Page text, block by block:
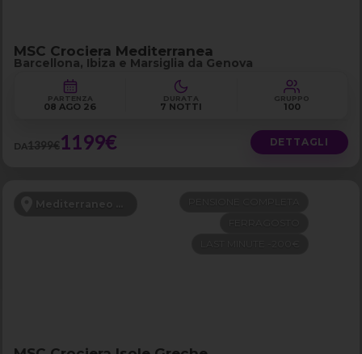
MSC Crociera Mediterranea
Barcellona, Ibiza e Marsiglia da Genova
PARTENZA
08 AGO 26
DURATA
7 NOTTI
GRUPPO
100
DA1399€1199€ DETTAGLI
Mediterraneo Orientale